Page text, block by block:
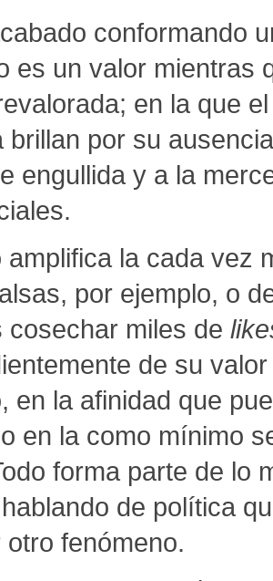
conformando
es un valor mientras
en la que
brillan por su
engullida y a la
amplifica la cada vez
por ejemplo, o
cosechar miles de
de su
en la afinidad que
en la como mínimo
forma parte de lo
de política
otro fenómeno.